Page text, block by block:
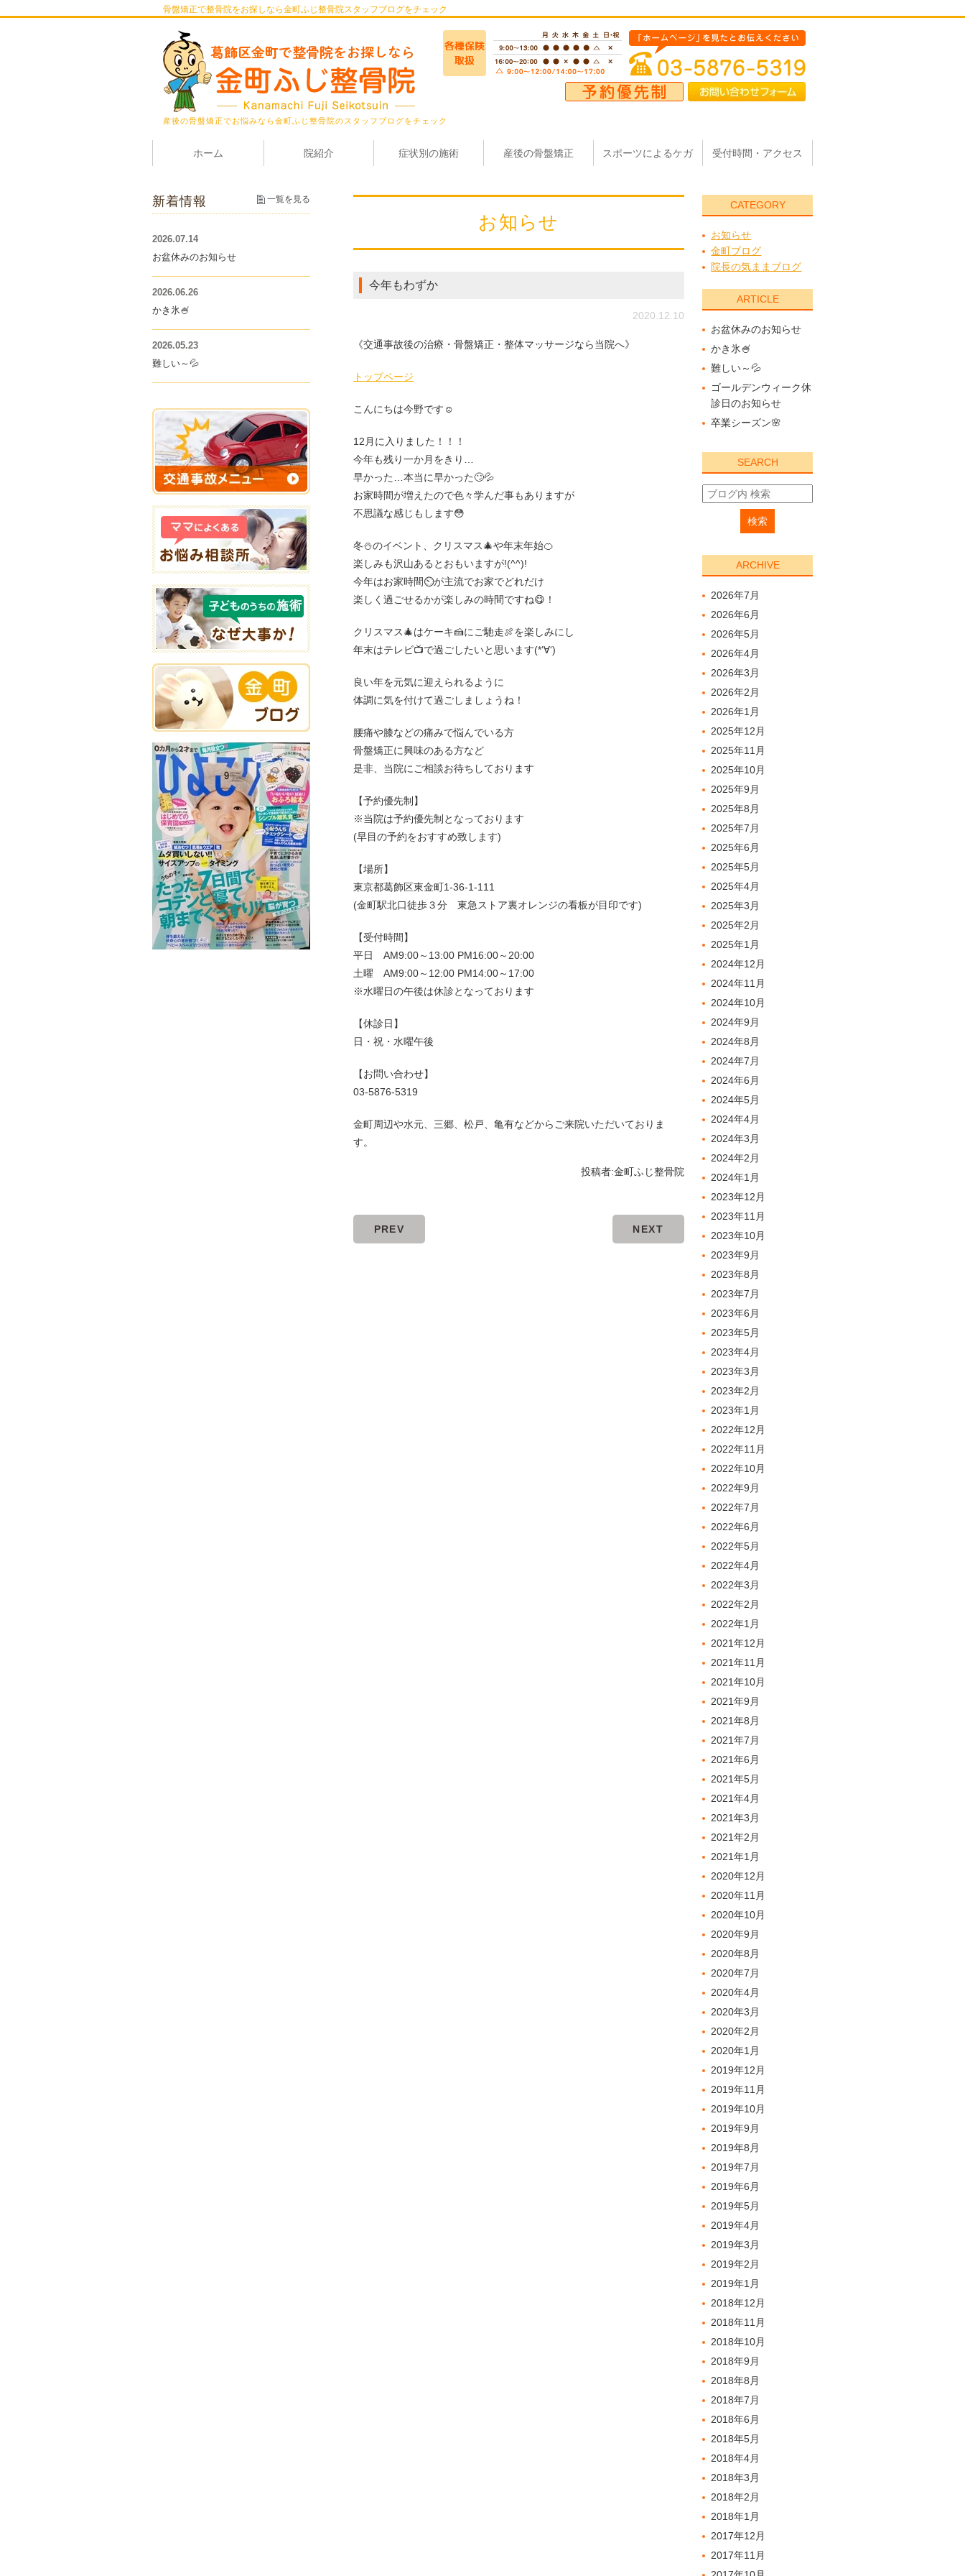
骨盤矯正で整骨院をお探しなら金町ふじ整骨院スタッフブログをチェック
産後の骨盤矯正でお悩みなら金町ふじ整骨院のスタッフブログをチェック
ホーム 院紹介 症状別の施術 産後の骨盤矯正 スポーツによるケガ 受付時間・アクセス
お知らせ
今年もわずか
2020.12.10
《交通事故後の治療・骨盤矯正・整体マッサージなら当院へ》
トップページ
こんにちは今野です☺
12月に入りました！！！
今年も残り一か月をきり…
早かった…本当に早かった🙄💦
お家時間が増えたので色々学んだ事もありますが
不思議な感じもします😳
冬⛄のイベント、クリスマス🎄や年末年始🍊
楽しみも沢山あるとおもいますが!(^^)!
今年はお家時間⏲が主流でお家でどれだけ
楽しく過ごせるかが楽しみの時間ですね😋！
クリスマス🎄はケーキ🍰にご馳走🍖を楽しみにし
年末はテレビ📺で過ごしたいと思います(*‘∀‘)
良い年を元気に迎えられるように
体調に気を付けて過ごしましょうね！
腰痛や膝などの痛みで悩んでいる方
骨盤矯正に興味のある方など
是非、当院にご相談お待ちしております
【予約優先制】
※当院は予約優先制となっております
(早目の予約をおすすめ致します)
【場所】
東京都葛飾区東金町1-36-1-111
(金町駅北口徒歩３分 東急ストア裏オレンジの看板が目印です)
【受付時間】
平日 AM9:00～13:00 PM16:00～20:00
土曜 AM9:00～12:00 PM14:00～17:00
※水曜日の午後は休診となっております
【休診日】
日・祝・水曜午後
【お問い合わせ】
03-5876-5319
金町周辺や水元、三郷、松戸、亀有などからご来院いただいておりま
す。
投稿者:金町ふじ整骨院
PREV NEXT
CATEGORY
お知らせ
金町ブログ
院長の気ままブログ
ARTICLE
お盆休みのお知らせ
かき氷🍧
難しい～💦
ゴールデンウィーク休
診日のお知らせ
卒業シーズン🌸
SEARCH
ARCHIVE
2026年7月
2026年6月
2026年5月
2026年4月
2026年3月
2026年2月
2026年1月
2025年12月
2025年11月
2025年10月
2025年9月
2025年8月
2025年7月
2025年6月
2025年5月
2025年4月
2025年3月
2025年2月
2025年1月
2024年12月
2024年11月
2024年10月
2024年9月
2024年8月
2024年7月
2024年6月
2024年5月
2024年4月
2024年3月
2024年2月
2024年1月
2023年12月
2023年11月
2023年10月
2023年9月
2023年8月
2023年7月
2023年6月
2023年5月
2023年4月
2023年3月
2023年2月
2023年1月
2022年12月
2022年11月
2022年10月
2022年9月
2022年7月
2022年6月
2022年5月
2022年4月
2022年3月
2022年2月
2022年1月
2021年12月
2021年11月
2021年10月
2021年9月
2021年8月
2021年7月
2021年6月
2021年5月
2021年4月
2021年3月
2021年2月
2021年1月
2020年12月
2020年11月
2020年10月
2020年9月
2020年8月
2020年7月
2020年4月
2020年3月
2020年2月
2020年1月
2019年12月
2019年11月
2019年10月
2019年9月
2019年8月
2019年7月
2019年6月
2019年5月
2019年4月
2019年3月
2019年2月
2019年1月
2018年12月
2018年11月
2018年10月
2018年9月
2018年8月
2018年7月
2018年6月
2018年5月
2018年4月
2018年3月
2018年2月
2018年1月
2017年12月
2017年11月
新着情報 一覧を見る
2026.07.14
お盆休みのお知らせ
2026.06.26
かき氷🍧
2026.05.23
難しい～💦